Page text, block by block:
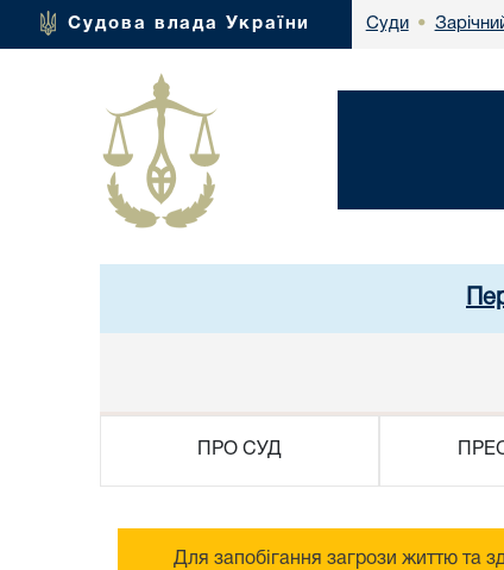
Судова влада України Суди •
ПРО СУД
Для запобігання загрози життю та